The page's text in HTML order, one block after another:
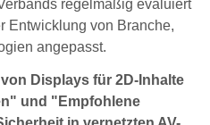
regelmäßig evaluiert
Entwicklung von Branche,
angepasst.
Displays für 2D-Inhalte
und "Empfohlene